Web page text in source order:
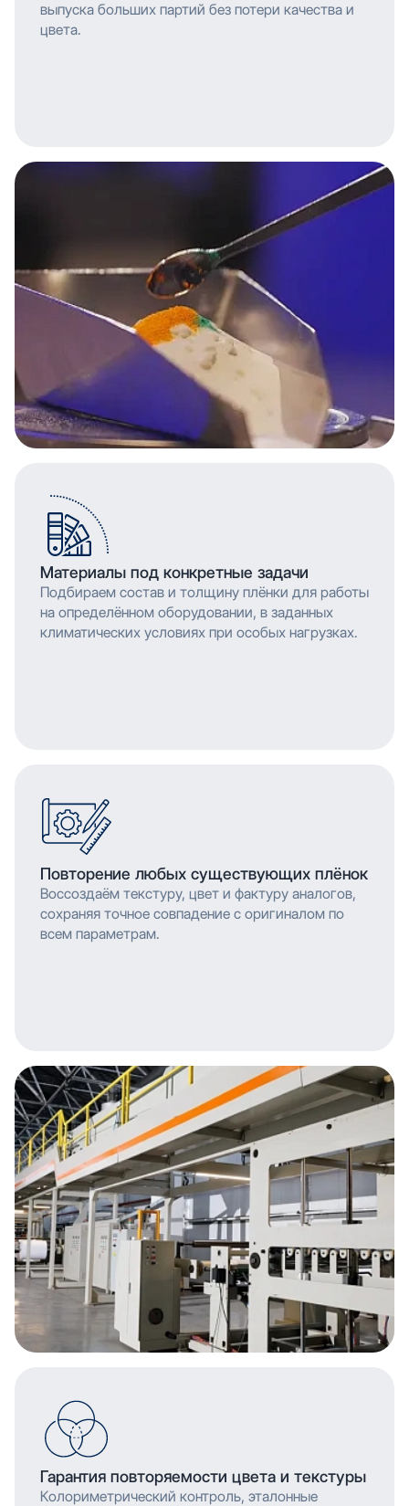
выпуска больших партий без потери качества и
цвета.
Материалы под конкретные задачи
Подбираем состав и толщину плёнки для работы
на определённом оборудовании, в заданных
климатических условиях при особых нагрузках.
Повторение любых существующих плёнок
Воссоздаём текстуру, цвет и фактуру аналогов,
сохраняя точное совпадение с оригиналом по
всем параметрам.
Гарантия повторяемости цвета и текстуры
Колориметрический контроль, эталонные